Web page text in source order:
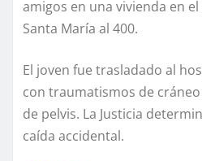
amigos en una vivienda en
Santa María al 400.
El joven fue trasladado al
con traumatismos de
de pelvis. La Justicia
caída accidental.